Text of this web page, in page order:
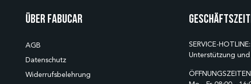
Über Fabucar
AGB
Datenschutz
Widerrufsbelehrung
SERVICE-HOTLINE:
Unterstützung